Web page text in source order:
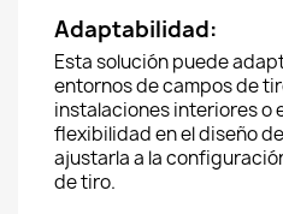
Adaptabilidad:
Esta solución puede
entornos de campos de
instalaciones interiores o
flexibilidad en el diseño
ajustarla a la
de tiro.